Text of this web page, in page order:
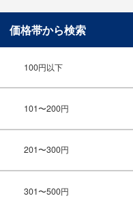
価格帯から検索
100円以下
101〜200円
201〜300円
301〜500円